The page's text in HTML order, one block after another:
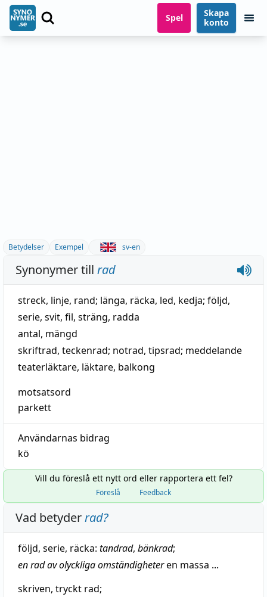
Spel
Skapa
konto
Betydelser Exempel sv-en
Synonymer till rad
streck, linje, rand; länga, räcka, led, kedja; följd,
serie, svit, fil, sträng, radda
antal, mängd
skriftrad, teckenrad; notrad, tipsrad; meddelande
teaterläktare, läktare, balkong
motsatsord
parkett
Användarnas bidrag
kö
Vill du föreslå ett nytt ord eller rapportera ett fel?
Föreslå Feedback
Vad betyderrad?
följd, serie, räcka: tandrad, bänkrad;
en rad av olyckliga omständigheteren massa ...
skriven, tryckt rad;